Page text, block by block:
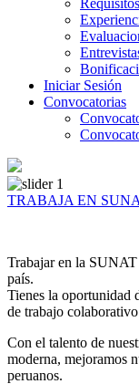
Iniciar Sesión
Convocatorias
TRABAJA EN
Trabajar en la
país.
Tienes la oportunidad
de trabajo
Con el talento de
moderna, mejoramos
peruanos.